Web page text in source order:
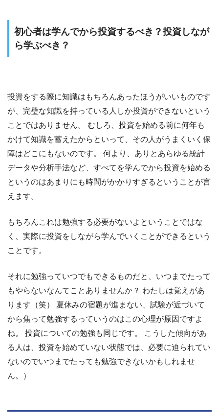
初心者は学んでから投資するべき？投資しなが
ら学ぶべき？
投資をする際に知識はもちろんあったほうがいいものです
が、完璧な知識を持っている人しか投資ができないという
ことではありません。 むしろ、投資を始める前に何年も
かけて知識を蓄えたからといって、その人がうまくいく保
障はどこにもないのです。 何より、ありとあらゆる統計
データや分析手法など、すべてを学んでから投資を始める
というのはあまりにも時間がかかりすぎるということが言
えます。
もちろんこれは勉強する必要がないよということではな
く、実際に投資をしながら学んでいくことができるという
ことです。
それに勉強っていつでもできるものだと、いつまでたって
もやらないなんてことありませんか？ わたしは覚えがあ
ります（笑） 夏休みの宿題が進まない、試験が近づいて
から焦って勉強するっていうのはこの心理が原因ですよ
ね。 投資についての勉強も同じです。 こうした傾向があ
る人は、投資を始めていない状態では、必要に迫られてい
ないのでいつまでたっても勉強できないかもしれませ
ん。）